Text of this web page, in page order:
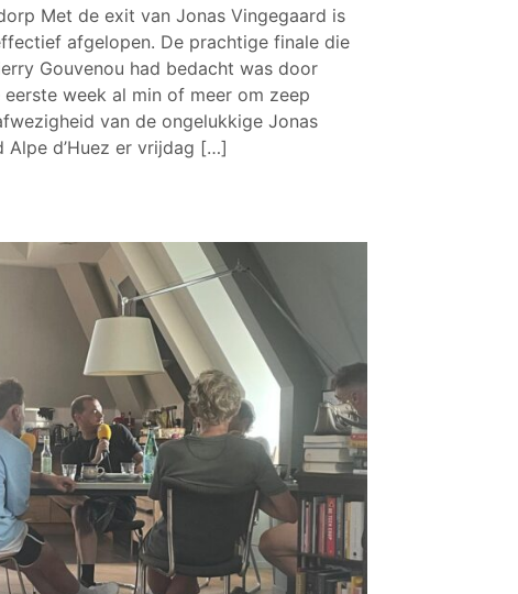
Met de exit van Jonas Vingegaard is
afgelopen. De prachtige finale die
Gouvenou had bedacht was door
week al min of meer om zeep
van de ongelukkige Jonas
d’Huez er vrijdag […]